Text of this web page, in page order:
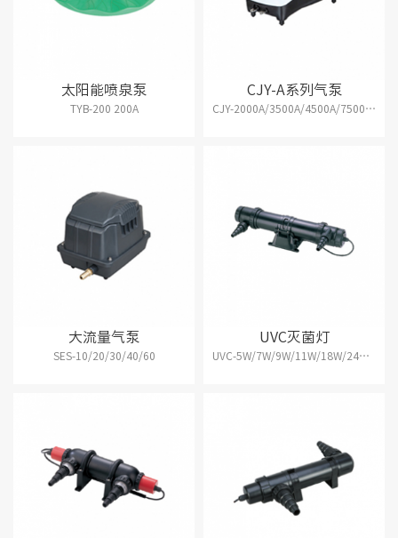
太阳能喷泉泵
TYB-200 200A
CJY-A系列气泵
CJY-2000A/3500A/4500A/7500A/15000A
大流量气泵
SES-10/20/30/40/60
UVC灭菌灯
UVC-5W/7W/9W/11W/18W/24W/36W/55W